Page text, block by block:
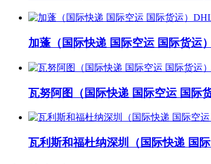
加蓬（国际快递 国际空运 国际货运
瓦努阿图（国际快递 国际空运 国际
瓦利斯和福杜纳深圳（国际快递 国